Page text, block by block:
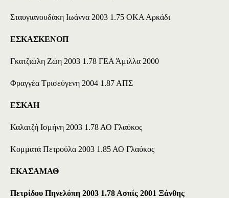
Σταυγιανουδάκη Ιωάννα 2003 1.75 ΟΚΑ Αρκάδι
ΕΣΚΑΣΚΕΝΟΠ
Γκατζιώλη Ζώη 2003 1.78 ΓΕΑ Άμιλλα 2000
Φραγγέα Τρισεύγενη 2004 1.87 ΑΠΣ
ΕΣΚΑΗ
Καλατζή Ισμήνη 2003 1.78 ΑΟ Γλαύκος
Κομματά Πετρούλα 2003 1.85 ΑΟ Γλαύκος
ΕΚΑΣΑΜΑΘ
Πετρίδου Πηνελόπη 2003 1.78 Ασπίς 2001 Ξάνθης